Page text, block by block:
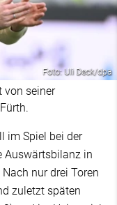
Foto: Uli Deck/dpa
von seiner
im Spiel bei der
Auswärtsbilanz in
nur drei Toren
zuletzt späten